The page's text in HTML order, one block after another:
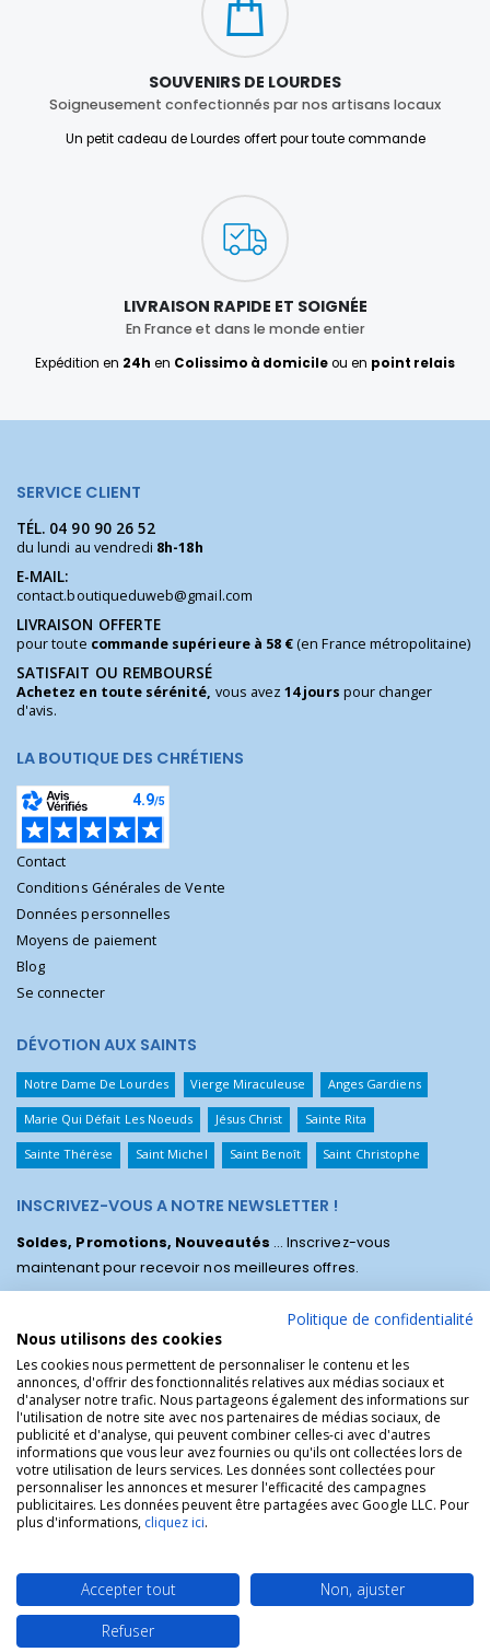
SOUVENIRS DE LOURDES
Soigneusement confectionnés par nos artisans locaux
Un petit cadeau de Lourdes offert pour toute commande
LIVRAISON RAPIDE ET SOIGNÉE
En France et dans le monde entier
Expédition en 24h en Colissimo à domicileou en point relais
SERVICE CLIENT
TÉL. 04 90 90 26 52
du lundi au vendredi 8h-18h
E-MAIL:
contact.boutiqueduweb@gmail.com
LIVRAISON OFFERTE
pour toute commande supérieure à 58 €(en France métropolitaine)
SATISFAIT OU REMBOURSÉ
Achetez en toute sérénité, vous avez14 jours pour changer
d'avis.
LA BOUTIQUE DES CHRÉTIENS
Contact
Conditions Générales de Vente
Données personnelles
Moyens de paiement
Blog
Se connecter
DÉVOTION AUX SAINTS
Notre Dame De Lourdes Vierge Miraculeuse Anges Gardiens
Marie Qui Défait Les Noeuds Jésus Christ Sainte Rita
Sainte Thérèse Saint Michel Saint Benoît Saint Christophe
INSCRIVEZ-VOUS A NOTRE NEWSLETTER !
Soldes, Promotions, Nouveautés ... Inscrivez-vous
maintenant pour recevoir nos meilleures offres.
La Boutique des Chrétiens © | La boutique religieuse chrétienne de
référence !.
Politique de confidentialité
Nous utilisons des cookies
Les cookies nous permettent de personnaliser le contenu et les
annonces, d'offrir des fonctionnalités relatives aux médias sociaux et
d'analyser notre trafic. Nous partageons également des informations sur
l'utilisation de notre site avec nos partenaires de médias sociaux, de
publicité et d'analyse, qui peuvent combiner celles-ci avec d'autres
informations que vous leur avez fournies ou qu'ils ont collectées lors de
votre utilisation de leurs services. Les données sont collectées pour
personnaliser les annonces et mesurer l'efficacité des campagnes
publicitaires. Les données peuvent être partagées avec Google LLC. Pour
plus d'informations, cliquez ici.
Accepter tout
Non, ajuster
Refuser